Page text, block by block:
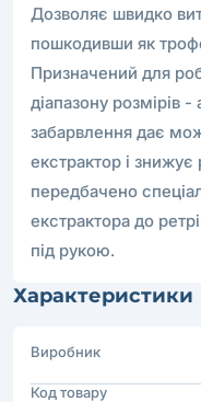
Дозволяє швидко
пошкодивши як
Призначений для
діапазону розмірів
забарвлення дає
екстрактор і знижує
передбачено
екстрактора до
під рукою.
Характеристики
Виробник
Код товару